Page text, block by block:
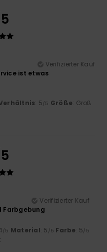
Verifizierter Kauf
ist etwas
: 5/5 Größe: Groß
Verifizierter Kauf
Farbgebung
/5 Material: 5 /5 Farbe: 5/5